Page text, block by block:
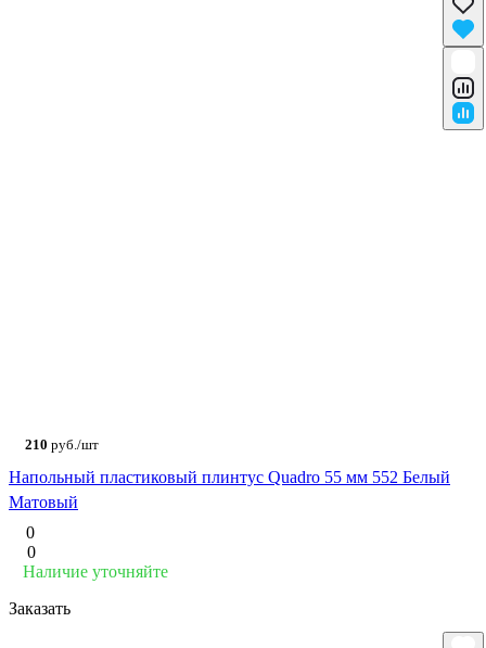
210 руб./шт
Напольный пластиковый плинтус Quadro 55 мм 552 Белый
Матовый
0
0
Наличие уточняйте
Заказать